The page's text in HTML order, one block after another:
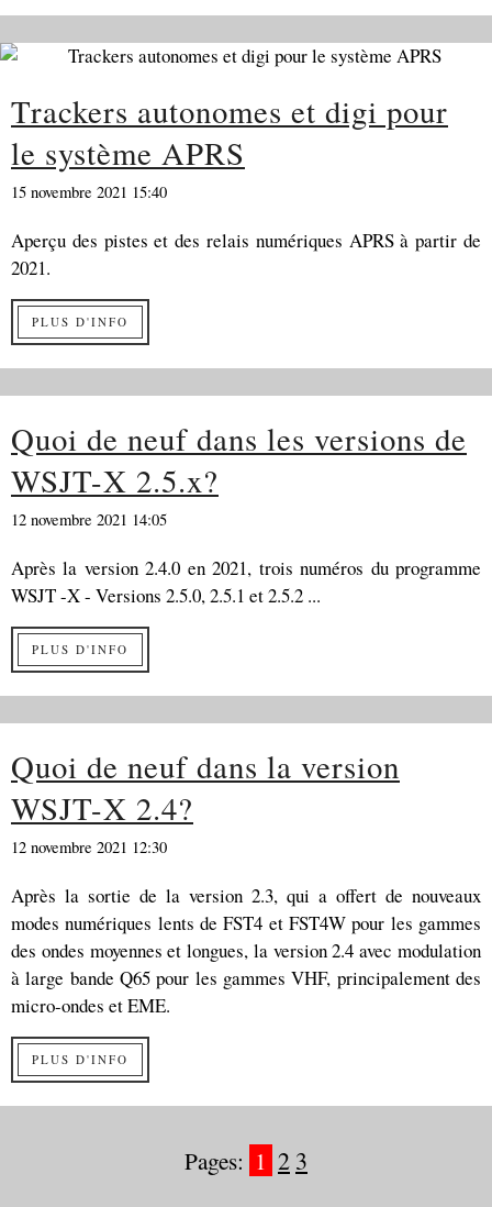
Trackers autonomes et digi pour
le système APRS
15 novembre 2021 15:40
Aperçu des pistes et des relais numériques APRS à partir de
2021.
PLUS D'INFO
Quoi de neuf dans les versions de
WSJT-X 2.5.x?
12 novembre 2021 14:05
Après la version 2.4.0 en 2021, trois numéros du programme
WSJT -X - Versions 2.5.0, 2.5.1 et 2.5.2 ...
PLUS D'INFO
Quoi de neuf dans la version
WSJT-X 2.4?
12 novembre 2021 12:30
Après la sortie de la version 2.3, qui a offert de nouveaux
modes numériques lents de FST4 et FST4W pour les gammes
des ondes moyennes et longues, la version 2.4 avec modulation
à large bande Q65 pour les gammes VHF, principalement des
micro-ondes et EME.
PLUS D'INFO
Pages: 1 2 3